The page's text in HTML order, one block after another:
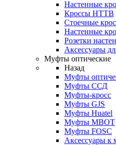
Настенные
Кроссы HTTB
Стоечные
Настенные
Розетки
Аксессуары
Муфты оптические
Назад
Муфты
Муфты ССД
Муфты-кросс
Муфты GJS
Муфты Huatel
Муфты МВОТ
Муфты FOSC
Аксессуары к